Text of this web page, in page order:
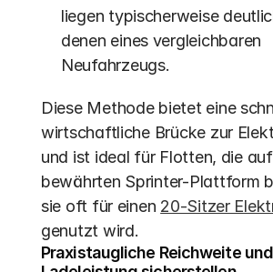
liegen typischerweise
denen eines vergleichbaren
Neufahrzeugs.
Diese Methode bietet eine
wirtschaftliche Brücke zur
und ist ideal für Flotten, die
bewährten Sprinter-Plattform
sie oft für einen 20-Sitzer
genutzt wird.
Praxistaugliche Reichweite und